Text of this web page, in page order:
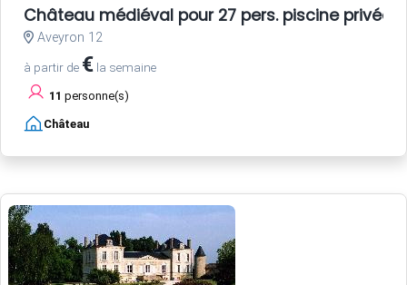
Château médiéval pour 27 pers. piscine privée
Aveyron 12
à partir de € la semaine
11 personne(s)
Château